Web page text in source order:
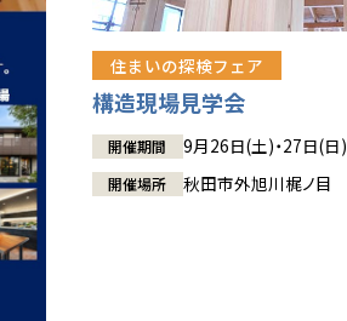
住まいの探検フェア
構造現場見学会
開催期間 9月26日(土)・27日(日)
開催場所 秋田市外旭川梶ノ目